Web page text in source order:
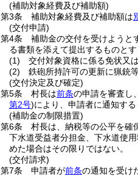
(補助対象経費及び補助額)
第3条
補助対象経費及び補助額は
(交付申請)
第4条
補助金の交付を受けようと
る書類を添えて提出するものとす
(1)
交付対象資格に係る免状又
(2)
鉄砲所持許可の更新に猟銃
(交付決定及び確定)
第5条
村長は前条の申請を審査し
第2号)により、申請者に通知する
(補助金の制限措置)
第6条
村長は、納税等の公平を確
下水道受益者分担金、下水道使
めた場合はその限りではない。
(交付請求)
第7条
申請者が前条の通知を受け